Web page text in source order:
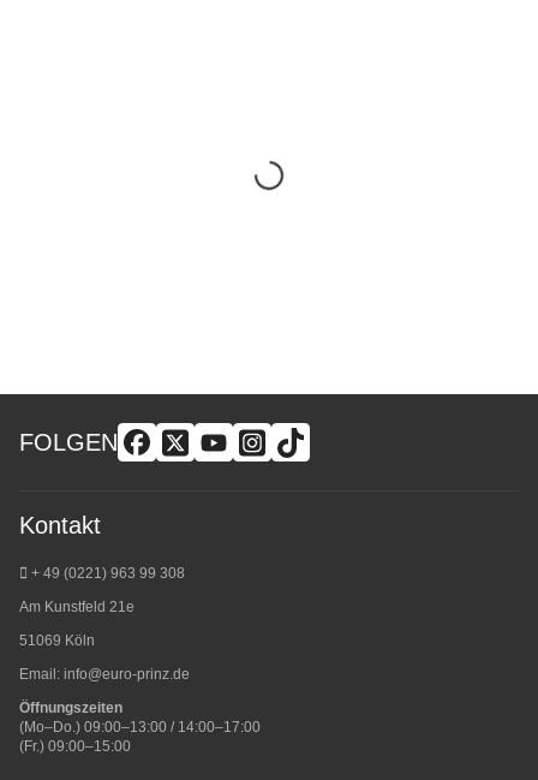
FOLGEN
Kontakt
+ 49 (0221) 963 99 308
Am Kunstfeld 21e
51069 Köln
Email: info@euro-prinz.de
Öffnungszeiten
(Mo–Do.) 09:00–13:00 / 14:00–17:00
(Fr.) 09:00–15:00